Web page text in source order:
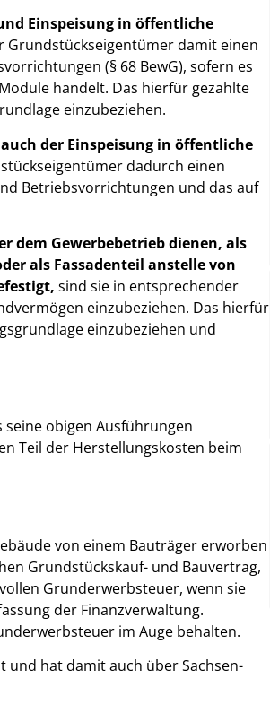
Einspeisung in öffentliche
Grundstückseigentümer damit einen
(§ 68 BewG), sofern es
handelt. Das hierfür gezahlte
einzubeziehen.
der Einspeisung in öffentliche
dadurch einen
Betriebsvorrichtungen und das auf
dem Gewerbebetrieb dienen, als
als Fassadenteil anstelle von
sind sie in entsprechender
einzubeziehen. Das hierfür
einzubeziehen und
seine obigen Ausführungen
Teil der Herstellungskosten beim
von einem Bauträger erworben
Grundstückskauf- und Bauvertrag,
Grunderwerbsteuer, wenn sie
der Finanzverwaltung.
im Auge behalten.
und hat damit auch über Sachsen-